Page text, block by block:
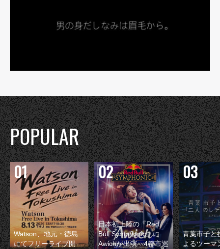
POPULAR
Watson、地元・徳島
にてフリーライブ開
日本初上陸の『Red
Bull Symphonic』に
Awichが出演 4都市巡
青葉市子と
よるツーマ